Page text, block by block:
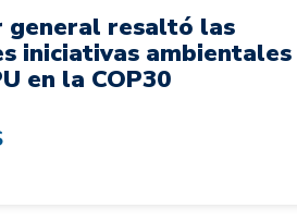
general resaltó las
iniciativas ambientales
en la COP30